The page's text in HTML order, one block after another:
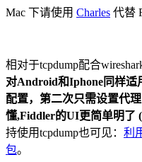
Mac 下请使用 Charles 代替
相对于tcpdump配合
对Android和Iphone同样适
配置，第二次只需设置代
懂,Fiddler的UI更简单明了
持使用tcpdump也可见： 利
包。